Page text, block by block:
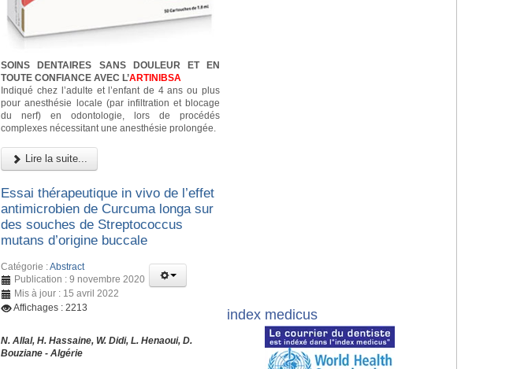
SOINS DENTAIRES SANS DOULEUR ET EN
TOUTE CONFIANCE AVEC L’ARTINIBSA
Indiqué chez l’adulte et l’enfant de 4 ans ou plus
pour anesthésie locale (par infiltration et blocage
du nerf) en odontologie, lors de procédés
complexes nécessitant une anesthésie prolongée.
Lire la suite...
Essai thérapeutique in vivo de l’effet
antimicrobien de Curcuma longa sur
des souches de Streptococcus
mutans d’origine buccale
Catégorie :Abstract
Publication : 9 novembre 2020
Mis à jour : 15 avril 2022
Affichages : 2213
N. Allal, H. Hassaine, W. Didi, L. Henaoui, D.
Bouziane - Algérie
index medicus